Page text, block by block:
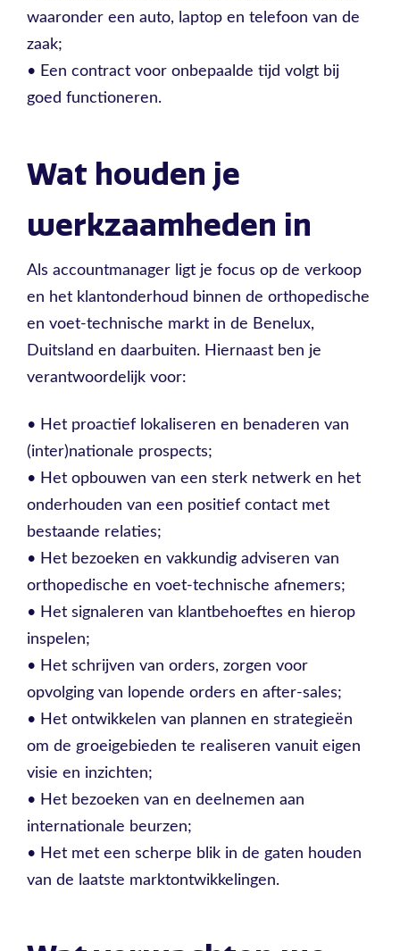
waaronder een auto, laptop en telefoon van de
zaak;
• Een contract voor onbepaalde tijd volgt bij
goed functioneren.
Wat houden je
werkzaamheden in
Als accountmanager ligt je focus op de verkoop
en het klantonderhoud binnen de orthopedische
en voet-technische markt in de Benelux,
Duitsland en daarbuiten. Hiernaast ben je
verantwoordelijk voor:
• Het proactief lokaliseren en benaderen van
(inter)nationale prospects;
• Het opbouwen van een sterk netwerk en het
onderhouden van een positief contact met
bestaande relaties;
• Het bezoeken en vakkundig adviseren van
orthopedische en voet-technische afnemers;
• Het signaleren van klantbehoeftes en hierop
inspelen;
• Het schrijven van orders, zorgen voor
opvolging van lopende orders en after-sales;
• Het ontwikkelen van plannen en strategieën
om de groeigebieden te realiseren vanuit eigen
visie en inzichten;
• Het bezoeken van en deelnemen aan
internationale beurzen;
• Het met een scherpe blik in de gaten houden
van de laatste marktontwikkelingen.